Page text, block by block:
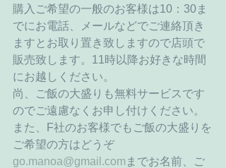
購入ご希望の一般のお客様は10：30ま
でにお電話、メールなどでご連絡頂き
ますとお取り置き致しますので店頭で
販売致します。11時以降お好きな時間
にお越しください。
尚、ご飯の大盛りも無料サービスです
のでご遠慮なくお申し付けください。
また、F社のお客様でもご飯の大盛りを
ご希望の方はどうぞ
go.manoa@gmail.com までお名前、ご